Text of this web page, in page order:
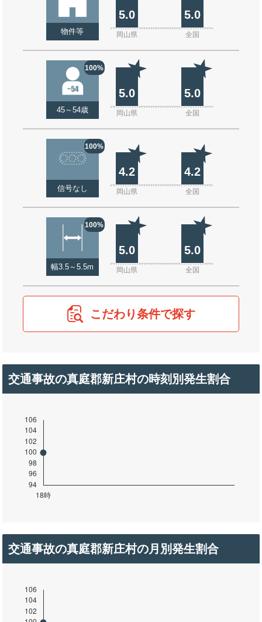
物件等
5.0 5.0
岡山県 全国
100%
45～54歳
5.0 5.0
岡山県 全国
100%
信号なし
4.2 4.2
岡山県 全国
100%
幅3.5～5.5m
5.0 5.0
岡山県 全国
こだわり条件で探す
交通事故の真庭郡新庄村の時刻別発生割合
交通事故の真庭郡新庄村の月別発生割合